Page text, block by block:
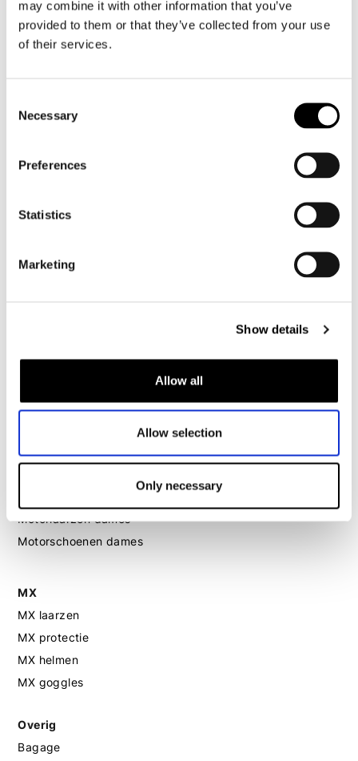
may combine it with other information that you’ve
provided to them or that they’ve collected from your use
of their services.
Selection
Necessary
Preferences
Statistics
Marketing
Show details
Allow all
Allow selection
Only necessary
Motorpak heren
Motorjeans heren
Dames
Motorlaarzen dames
Motorschoenen dames
MX
MX laarzen
MX protectie
MX helmen
MX goggles
Overig
Bagage